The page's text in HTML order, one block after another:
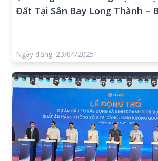
Đất Tại Sân Bay Long Thành –
Ngày đăng: 23/04/2025